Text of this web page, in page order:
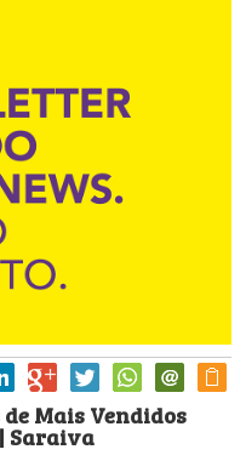
Mais Vendidos
Saraiva